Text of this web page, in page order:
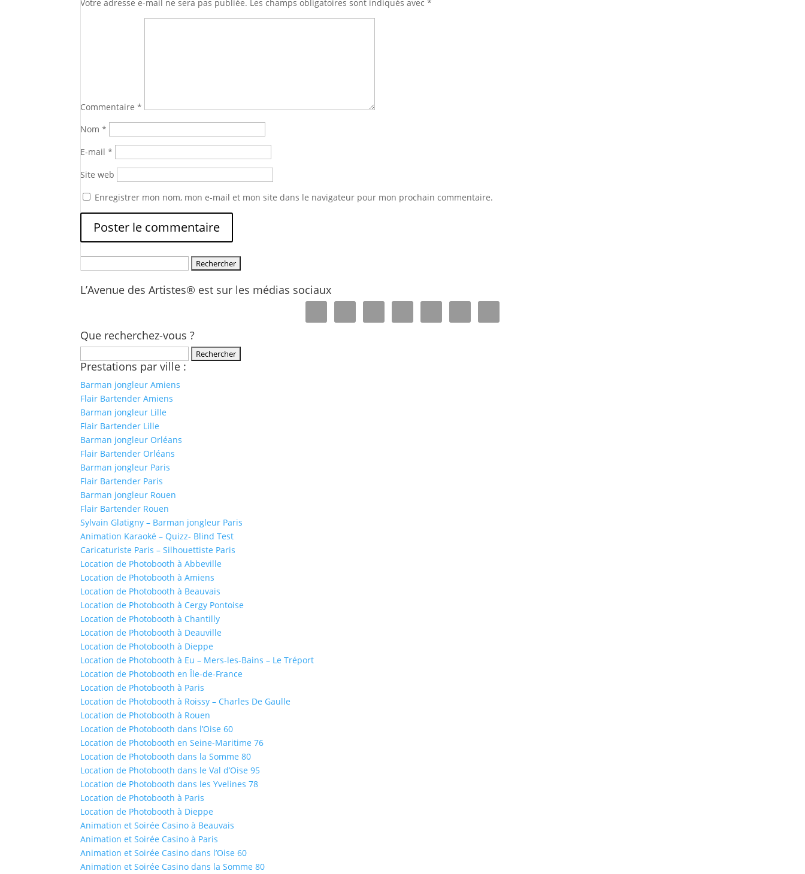
Votre adresse e-mail ne sera pas publiée. Les champs obligatoires sont indiqués avec*
Commentaire*
Nom*
E-mail*
Site web
Enregistrer mon nom, mon e-mail et mon site dans le navigateur pour mon prochain commentaire.
L’Avenue des Artistes® est sur les médias sociaux
Que recherchez-vous ?
Prestations par ville :
Barman jongleur Amiens
Flair Bartender Amiens
Barman jongleur Lille
Flair Bartender Lille
Barman jongleur Orléans
Flair Bartender Orléans
Barman jongleur Paris
Flair Bartender Paris
Barman jongleur Rouen
Flair Bartender Rouen
Sylvain Glatigny – Barman jongleur Paris
Animation Karaoké – Quizz- Blind Test
Caricaturiste Paris – Silhouettiste Paris
Location de Photobooth à Abbeville
Location de Photobooth à Amiens
Location de Photobooth à Beauvais
Location de Photobooth à Cergy Pontoise
Location de Photobooth à Chantilly
Location de Photobooth à Deauville
Location de Photobooth à Dieppe
Location de Photobooth à Eu – Mers-les-Bains – Le Tréport
Location de Photobooth en Île-de-France
Location de Photobooth à Paris
Location de Photobooth à Roissy – Charles De Gaulle
Location de Photobooth à Rouen
Location de Photobooth dans l’Oise 60
Location de Photobooth en Seine-Maritime 76
Location de Photobooth dans la Somme 80
Location de Photobooth dans le Val d’Oise 95
Location de Photobooth dans les Yvelines 78
Location de Photobooth à Paris
Location de Photobooth à Dieppe
Animation et Soirée Casino à Beauvais
Animation et Soirée Casino à Paris
Animation et Soirée Casino dans l’Oise 60
Animation et Soirée Casino dans la Somme 80